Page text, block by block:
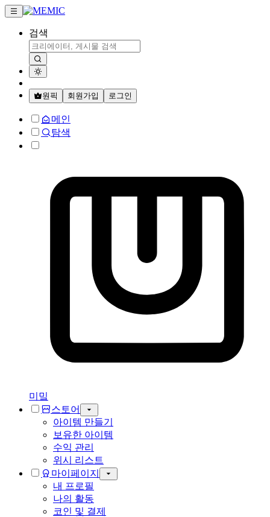
검색
원픽 회원가입 로그인
메인
탐색
미밐
스토어
아이템 만들기
보유한 아이템
수익 관리
위시 리스트
마이페이지
내 프로필
나의 활동
코인 및 결제